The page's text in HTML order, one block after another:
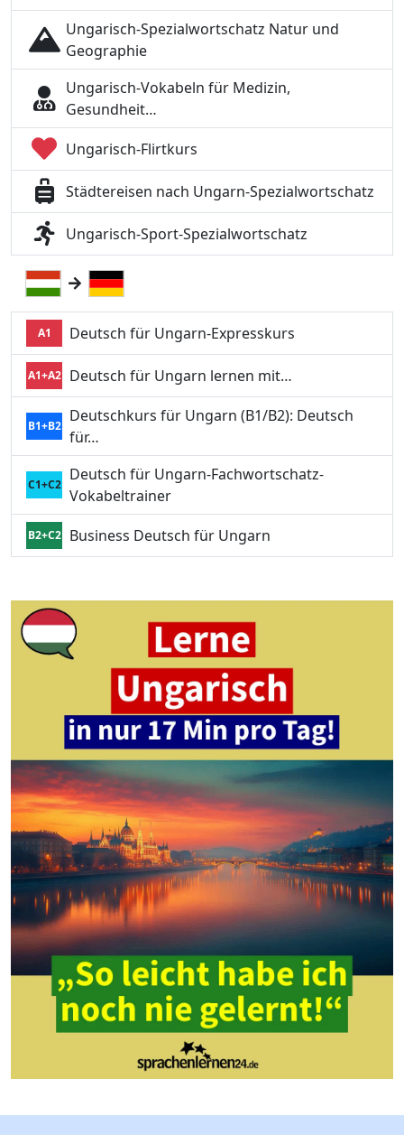
Ungarisch-Spezialwortschatz Natur und
Geographie
Ungarisch-Vokabeln für Medizin,
Gesundheit…
Ungarisch-Flirtkurs
Städtereisen nach Ungarn-Spezialwortschatz
Ungarisch-Sport-Spezialwortschatz
A1 Deutsch für Ungarn-Expresskurs
A1+A2 Deutsch für Ungarn lernen mit…
B1+B2
Deutschkurs für Ungarn (B1/B2): Deutsch
für…
C1+C2
Deutsch für Ungarn-Fachwortschatz-
Vokabeltrainer
B2+C2 Business Deutsch für Ungarn